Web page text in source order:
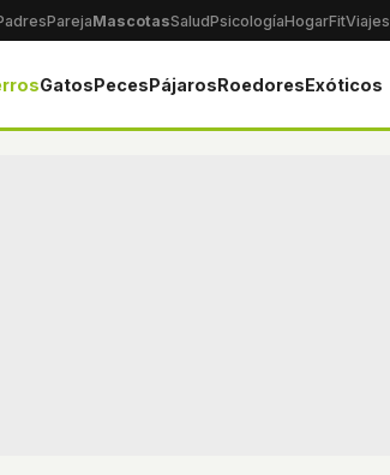
ParejaMascotasSaludPsicologíaHogarFitViajes
GatosPecesPájarosRoedoresExóticos